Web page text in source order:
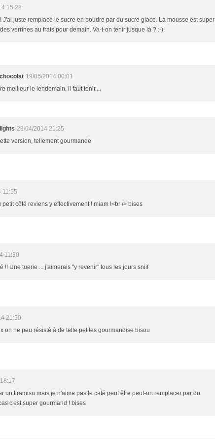
15:28
J'ai juste remplacé le sucre en poudre par du sucre glace. La mousse est super
verrines au frais pour demain. Va-t-on tenir jusque là ? :-)
19/05/2014 00:01
meilleur le lendemain, il faut tenir....
29/04/2014 21:25
version, tellement gourmande
11:55
côté reviens y effectivement ! miam !<br /> bises
11:30
!! Une tuerie ... j'aimerais "y revenir" tous les jours sniif
21:50
on ne peu résisté à de telle petites gourmandise bisou
un tiramisu mais je n'aime pas le café peut être peut-on remplacer par du
c'est super gourmand ! bises